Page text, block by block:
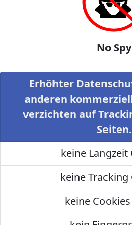
No Spy
Erhöhter
anderen
verzichten auf
Seiten.
keine Langzeit
keine Tracking
keine